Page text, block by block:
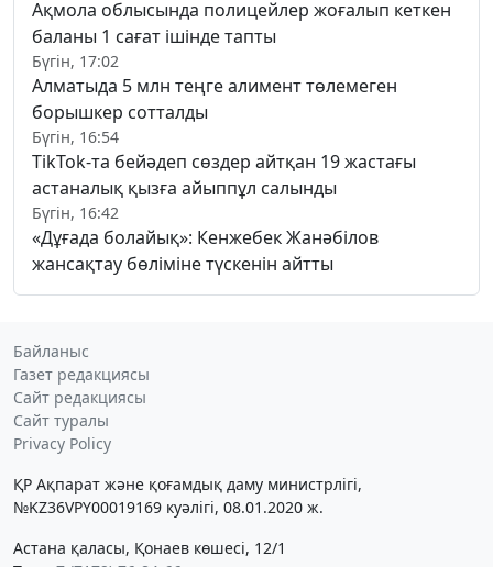
Ақмола облысында полицейлер жоғалып кеткен
баланы 1 сағат ішінде тапты
Бүгін, 17:02
Алматыда 5 млн теңге алимент төлемеген
борышкер сотталды
Бүгін, 16:54
TikTok-та бейәдеп сөздер айтқан 19 жастағы
астаналық қызға айыппұл салынды
Бүгін, 16:42
«Дұғада болайық»: Кенжебек Жанәбілов
жансақтау бөліміне түскенін айтты
Байланыс
Газет редакциясы
Сайт редакциясы
Сайт туралы
Privacy Policy
ҚР Ақпарат және қоғамдық даму министрлігі,
№KZ36VPY00019169 куәлігі, 08.01.2020 ж.
Астана қаласы, Қонаев көшесі, 12/1